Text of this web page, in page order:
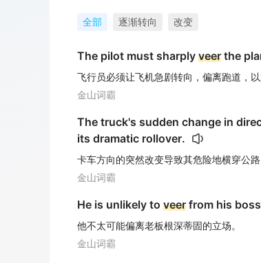
全部 逐渐转向 改变
The pilot must sharply veer the
飞行员必须让飞机急剧转向，偏离跑道，以
金山词霸
The truck's sudden change in
its dramatic rollover.
卡车方向的突然改变导致其危险地横穿公
金山词霸
He is unlikely to veer from his
他不太可能偏离老板根深蒂固的立场。
金山词霸